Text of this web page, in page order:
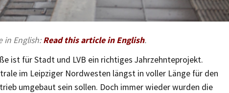
in English:Read this article in English.
ist für Stadt und LVB ein richtiges Jahrzehnteprojekt.
im Leipziger Nordwesten längst in voller Länge für den
umgebaut sein sollen. Doch immer wieder wurden die